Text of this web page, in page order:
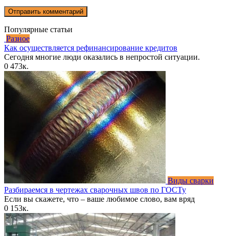
Популярные статьи
Разное
Как осуществляется рефинансирование кредитов
Сегодня многие люди оказались в непростой ситуации.
0 473к.
Виды сварки
Разбираемся в чертежах сварочных швов по ГОСТу
Если вы скажете, что – ваше любимое слово, вам вряд
0 153к.